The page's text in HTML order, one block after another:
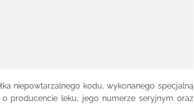
niepowtarzalnego kodu, wykonanego specjalną
producencie leku, jego numerze seryjnym oraz